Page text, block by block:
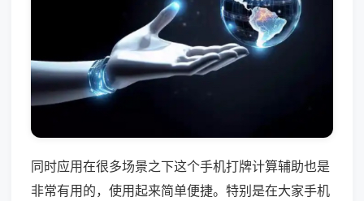
同时应用在很多场景之下这个手机打牌计算辅助也是
非常有用的，使用起来简单便捷。特别是在大家手机